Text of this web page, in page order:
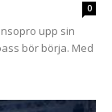
0
upp sin
bör börja. Med